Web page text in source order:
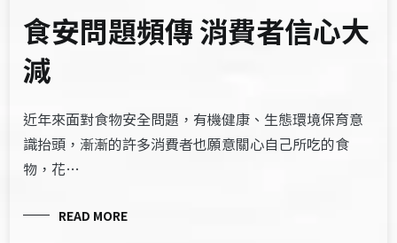
食安問題頻傳 消費者信心大
減
近年來面對食物安全問題，有機健康、生態環境保育意
識抬頭，漸漸的許多消費者也願意關心自己所吃的食
物，花…
READ MORE